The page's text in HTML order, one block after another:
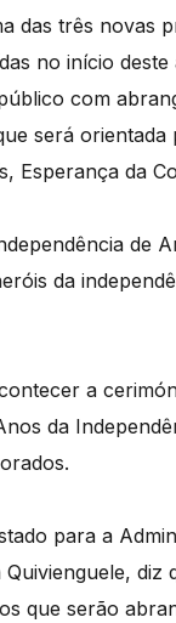
das três novas
no início
com
será orientada
Esperança da
de
da
a
da
para a
diz
que serão